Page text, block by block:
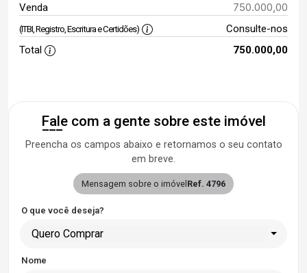
Venda 750.000,00
(ITBI, Registro, Escritura e Certidões)
Consulte-nos
Total
750.000,00
Fale com a gente sobre este imóvel
Preencha os campos abaixo e retornamos o seu contato
em breve.
Mensagem sobre o imóvel Ref. 4796
O que você deseja?
Quero Comprar
Nome